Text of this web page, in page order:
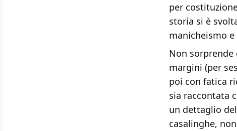
per
storia si è
manicheismo
Non
margini (per
poi con fatica
sia raccontata
un dettaglio
casalinghe,